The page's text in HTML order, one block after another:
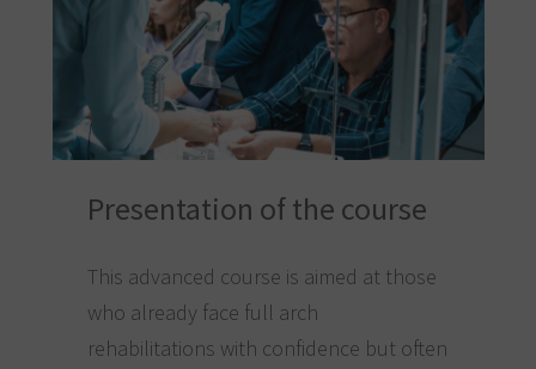
Presentation of the course
This advanced course is aimed at those
who already face full arch
rehabilitations with confidence but often